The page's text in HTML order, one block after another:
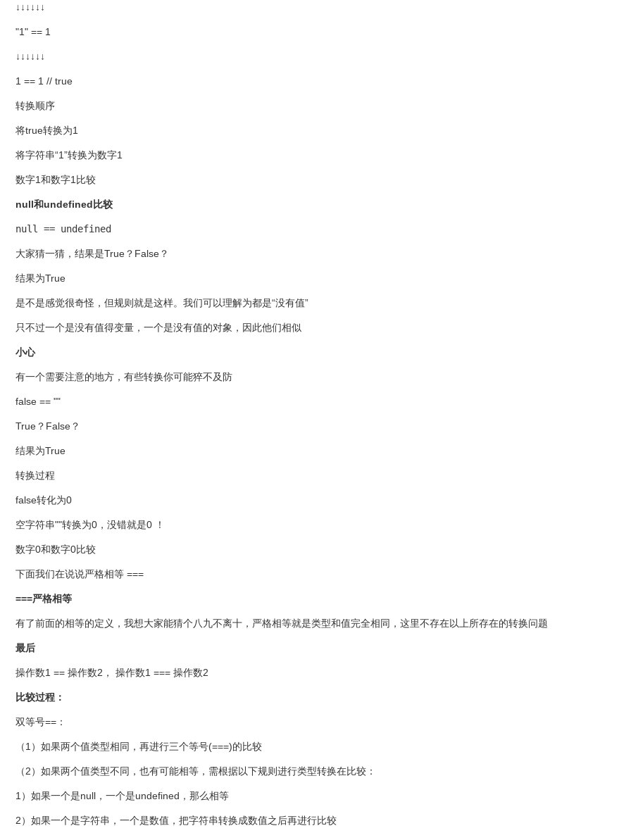
↓↓↓↓↓↓
"1" == 1
↓↓↓↓↓↓
1 == 1 // true
转换顺序
将true转换为1
将字符串“1”转换为数字1
数字1和数字1比较
null和undefined比较
null == undefined
大家猜一猜，结果是True？False？
结果为True
是不是感觉很奇怪，但规则就是这样。我们可以理解为都是“没有值”
只不过一个是没有值得变量，一个是没有值的对象，因此他们相似
小心
有一个需要注意的地方，有些转换你可能猝不及防
false == ""
True？False？
结果为True
转换过程
false转化为0
空字符串""转换为0，没错就是0 ！
数字0和数字0比较
下面我们在说说严格相等 ===
===严格相等
有了前面的相等的定义，我想大家能猜个八九不离十，严格相等就是类型和值完全相同，这里不存在以上所存在的转换问题
最后
操作数1 == 操作数2， 操作数1 === 操作数2
比较过程：
双等号==：
（1）如果两个值类型相同，再进行三个等号(===)的比较
（2）如果两个值类型不同，也有可能相等，需根据以下规则进行类型转换在比较：
1）如果一个是null，一个是undefined，那么相等
2）如果一个是字符串，一个是数值，把字符串转换成数值之后再进行比较